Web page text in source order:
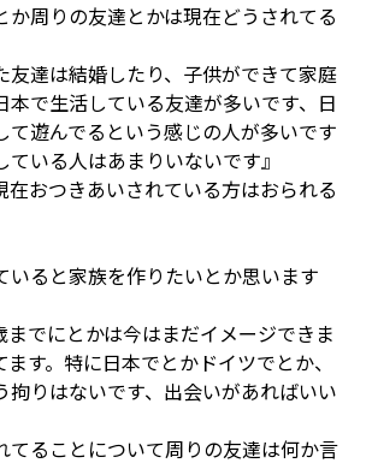
か周りの友達とかは現在どうされてる
友達は結婚したり、子供ができて家庭
本で生活している友達が多いです、日
て遊んでるという感じの人が多いです
いる人はあまりいないです』
在おつきあいされている方はおられる
いると家族を作りたいとか思います
までにとかは今はまだイメージできま
す。特に日本でとかドイツでとか、
拘りはないです、出会いがあればいい
てることについて周りの友達は何か言